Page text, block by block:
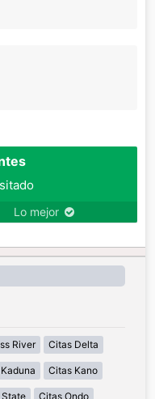
Lo mejor
River Citas Delta
Citas Kano
State Citas Ondo